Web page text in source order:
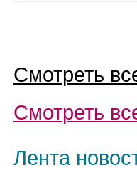
Смотреть
Смотреть
Лента